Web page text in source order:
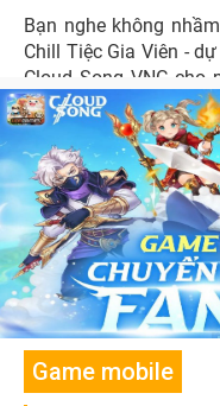
Bạn nghe không
Chill Tiệc Gia Viên -
Cloud Song VNG cho
đổi Class để trải
giới hạn số lần chuyển.
Game mobile